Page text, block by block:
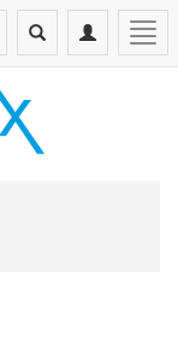
Toggle
navigation
Toggle
search